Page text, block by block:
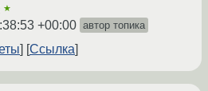
★
+00:00 автор топика
Ссылка